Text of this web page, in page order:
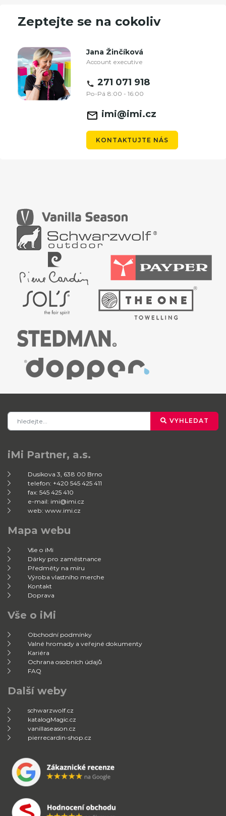
Zeptejte se na cokoliv
Jana Žinčíková
Account executive
271 071 918
Po-Pá 8:00 - 16:00
imi@imi.cz
KONTAKTUJTE NÁS
VYHLEDAT
iMi Partner, a.s.
Dusíkova 3, 638 00 Brno
telefon: +420 545 425 411
fax: 545 425 410
e-mail: imi@imi.cz
web: www.imi.cz
Mapa webu
Vše o iMi
Dárky pro zaměstnance
Předměty na míru
Výroba vlastního merche
Kontakt
Doprava
Vše o iMi
Obchodní podmínky
Valné hromady a veřejné dokumenty
Kariéra
Ochrana osobních údajů
FAQ
Další weby
schwarzwolf.cz
katalogMagic.cz
vanillaseason.cz
pierrecardin-shop.cz